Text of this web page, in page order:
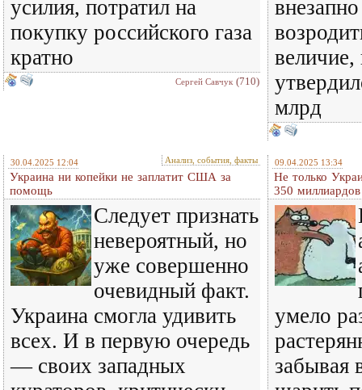
усилия, потратил на
покупку российского газа
кратно
Сергей Савчук (710)
величие,
млрд
30.04.2025 12:04 Анализ, события, факты
Украина ни копейки не заплатит США за
помощь
Следует признать
невероятный, но
уже совершенно
очевидный факт.
Украина смогла удивить
всех. И в первую очередь
— своих западных
09.04.2025 13:34
Не только
350 миллиардов
умело
забывая